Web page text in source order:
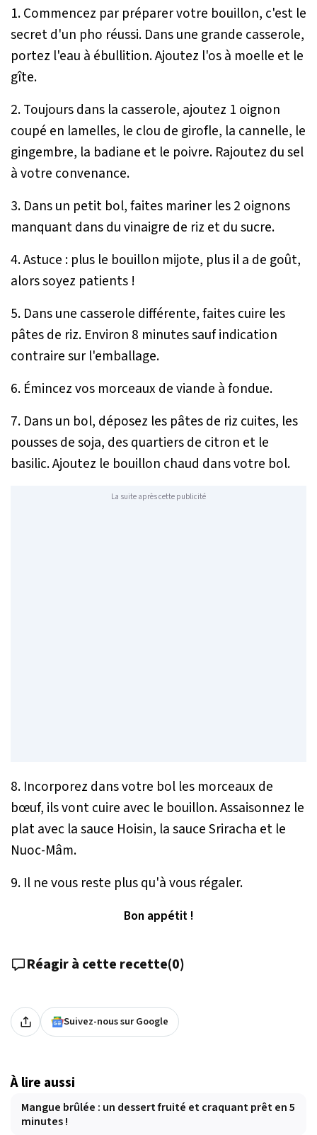
1. Commencez par préparer votre bouillon, c'est le
secret d'un pho réussi. Dans une grande casserole,
portez l'eau à ébullition. Ajoutez l'os à moelle et le
gîte.
2. Toujours dans la casserole, ajoutez 1 oignon
coupé en lamelles, le clou de girofle, la cannelle, le
gingembre, la badiane et le poivre. Rajoutez du sel
à votre convenance.
3. Dans un petit bol, faites mariner les 2 oignons
manquant dans du vinaigre de riz et du sucre.
4. Astuce : plus le bouillon mijote, plus il a de goût,
alors soyez patients !
5. Dans une casserole différente, faites cuire les
pâtes de riz. Environ 8 minutes sauf indication
contraire sur l'emballage.
6. Émincez vos morceaux de viande à fondue.
7. Dans un bol, déposez les pâtes de riz cuites, les
pousses de soja, des quartiers de citron et le
basilic. Ajoutez le bouillon chaud dans votre bol.
La suite après cette publicité
8. Incorporez dans votre bol les morceaux de
bœuf, ils vont cuire avec le bouillon. Assaisonnez le
plat avec la sauce Hoisin, la sauce Sriracha et le
Nuoc-Mâm.
9. Il ne vous reste plus qu'à vous régaler.
Bon appétit !
Réagir à cette recette(0)
Suivez-nous sur Google
À lire aussi
Mangue brûlée : un dessert fruité et craquant prêt en 5
minutes !